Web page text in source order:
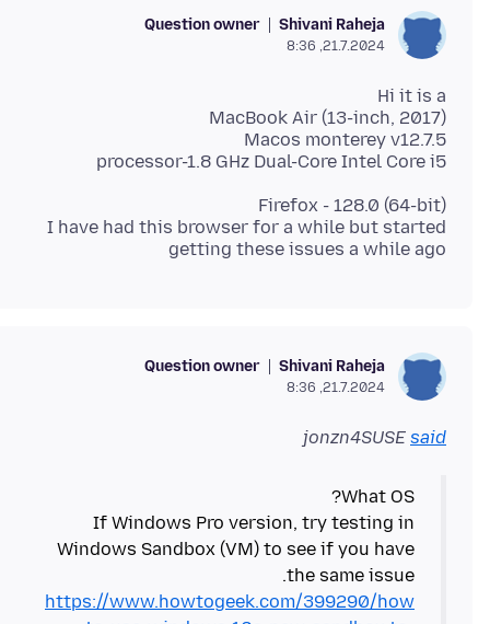
Shivani Raheja
Question owner
21.7.2024, 8:36
processor-1.8 GHz Dual-Core Intel Core i5
I have had this browser for a while but started
getting these issues a while ago
Shivani Raheja
Question owner
21.7.2024, 8:36
jonzn4SUSE said
If Windows Pro version, try testing in
Windows Sandbox (VM) to see if you have
the same issue.
https://www.howtogeek.com/399290/how